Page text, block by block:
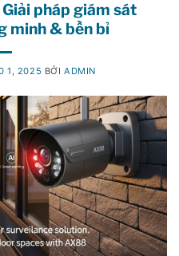
pháp giám sát
minh & bền bỉ
1, 2025 BỞI ADMIN